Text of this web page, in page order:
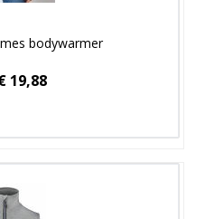
bodywarmer
19,88